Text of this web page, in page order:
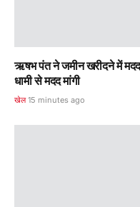
ऋषभ पंत ने जमीन खरीदने में
धामी से मदद मांगी
खेल 15 minutes ago